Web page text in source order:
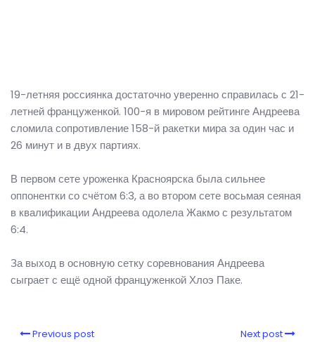
19-летняя россиянка достаточно уверенно справилась с 21-
летней француженкой. 100-я в мировом рейтинге Андреева
сломила сопротивление 158-й ракетки мира за один час и
26 минут и в двух партиях.
В первом сете уроженка Красноярска была сильнее
оппонентки со счётом 6:3, а во втором сете восьмая сеяная
в квалификации Андреева одолела Жакмо с результатом
6:4.
За выход в основную сетку соревнования Андреева
сыграет с ещё одной француженкой Хлоэ Паке.
Previous post Next post